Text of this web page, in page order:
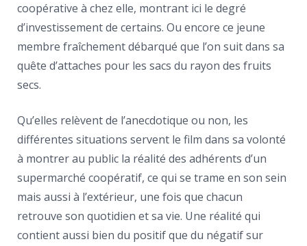
coopérative à chez elle, montrant ici le degré
d’investissement de certains. Ou encore ce jeune
membre fraîchement débarqué que l’on suit dans sa
quête d’attaches pour les sacs du rayon des fruits
secs.
Qu’elles relèvent de l’anecdotique ou non, les
différentes situations servent le film dans sa volonté
à montrer au public la réalité des adhérents d’un
supermarché coopératif, ce qui se trame en son sein
mais aussi à l’extérieur, une fois que chacun
retrouve son quotidien et sa vie. Une réalité qui
contient aussi bien du positif que du négatif sur